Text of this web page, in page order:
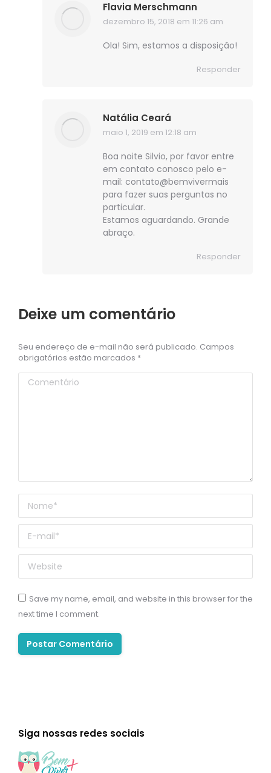
Flavia Merschmann
disse:
dezembro 15, 2018 em 11:26 am
Ola! Sim, estamos a disposição!
Responder
Natália Ceará
disse:
maio 1, 2019 em 12:18 am
Boa noite Silvio, por favor entre
em contato conosco pelo e-
mail: contato@bemvivermais
para fazer suas perguntas no
particular.
Estamos aguardando. Grande
abraço.
Responder
Deixe um comentário
Seu endereço de e-mail não será publicado. Campos
obrigatórios estão marcados *
Comentário
Nome *
E-mail *
Website
Save my name, email, and website in this browser for the
next time I comment.
Postar Comentário
Siga nossas redes sociais